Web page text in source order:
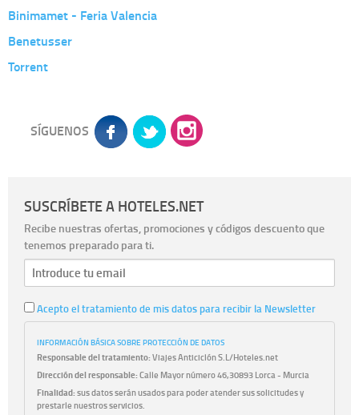
Binimamet - Feria Valencia
Benetusser
Torrent
SÍGUENOS
SUSCRÍBETE A HOTELES.NET
Recibe nuestras ofertas, promociones y códigos descuento que
tenemos preparado para ti.
Acepto el tratamiento de mis datos para recibir la Newsletter
INFORMACIÓN BÁSICA SOBRE PROTECCIÓN DE DATOS
Responsable del tratamiento:Viajes Anticiclón S.L/Hoteles.net
Dirección del responsable:Calle Mayor número 46,30893 Lorca - Murcia
Finalidad:sus datos serán usados para poder atender sus solicitudes y
prestarle nuestros servicios.